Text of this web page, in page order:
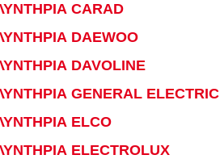
CARAD
DAEWOO
DAVOLINE
GENERAL ELECTRIC
ELCO
ELECTROLUX